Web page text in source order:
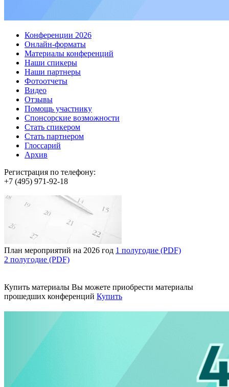
Конференции 2026
Онлайн-форматы
Материалы конференций
Наши спикеры
Наши партнеры
Фотоотчеты
Видео
Отзывы
Помощь участнику
Спонсорские возможности
Стать спикером
Стать партнером
Глоссарий
Архив
Регистрация по телефону:
+7 (495) 971-92-18
План мероприятий на 2026 год 1 полугодие (PDF)
2 полугодие (PDF)
Купить материалы Вы можете приобрести материалы
прошедших конференций Купить